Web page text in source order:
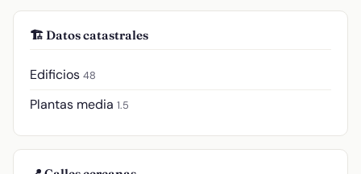
🏗️ Datos catastrales
Edificios 48
Plantas media 1.5